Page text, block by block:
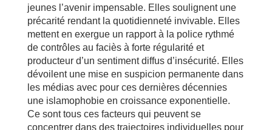
jeunes l’avenir impensable. Elles soulignent une
précarité rendant la quotidienneté invivable. Elles
mettent en exergue un rapport à la police rythmé
de contrôles au faciès à forte régularité et
producteur d’un sentiment diffus d’insécurité. Elles
dévoilent une mise en suspicion permanente dans
les médias avec pour ces dernières décennies
une islamophobie en croissance exponentielle.
Ce sont tous ces facteurs qui peuvent se
concentrer dans des trajectoires individuelles pour